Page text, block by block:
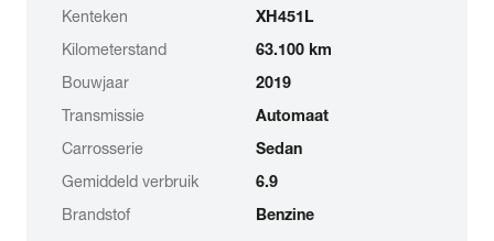
Kenteken
XH451L
Kilometerstand
63.100 km
Bouwjaar
2019
Transmissie
Automaat
Carrosserie
Sedan
Gemiddeld verbruik
6.9
Brandstof
Benzine